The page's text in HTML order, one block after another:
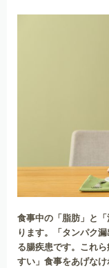
食事中の「脂肪」と
ります。「タンパク
る腸疾患です。これ
すい」食事をあげなけ